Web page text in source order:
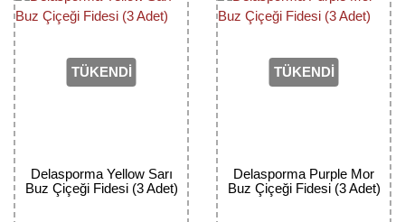
TÜKENDİ
Delasporma Yellow Sarı
Buz Çiçeği Fidesi (3 Adet)
TÜKENDİ
Delasporma Purple Mor
Buz Çiçeği Fidesi (3 Adet)
Girebolu Fidanı
Hünnap Fidanı